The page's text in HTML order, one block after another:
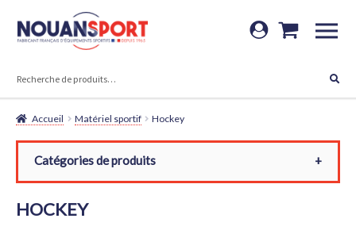
Aller
Aller
Accueil Matériel sportif Hockey
HOCKEY
Catégories de produits
Matériel sportif